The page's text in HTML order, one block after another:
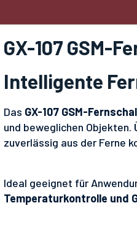
GX-107 GSM-
Intelligente
Das GX-107 GSM-
und beweglichen Objekten.
zuverlässig aus der Ferne
Ideal geeignet für
Temperaturkontrolle und